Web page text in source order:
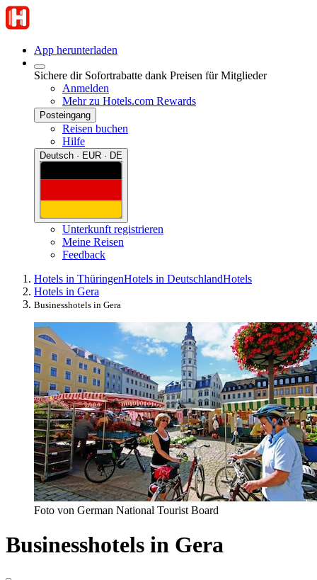
App herunterladen
Sichere dir Sofortrabatte dank Preisen für Mitglieder
Anmelden
Mehr zu Hotels.com Rewards
Posteingang
Reisen buchen
Hilfe
Deutsch · EUR · DE
Unterkunft registrieren
Meine Reisen
Feedback
Hotels in ThüringenHotels in DeutschlandHotels
Hotels in Gera
Businesshotels in Gera
Foto von German National Tourist Board
Businesshotels in Gera